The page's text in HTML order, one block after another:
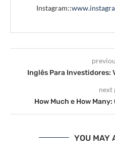
Instagram::
Inglês Para Investidores:
next
How Much e How
YOU MAY